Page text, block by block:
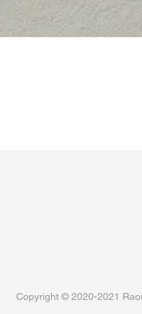
Copyright © 2020-2021